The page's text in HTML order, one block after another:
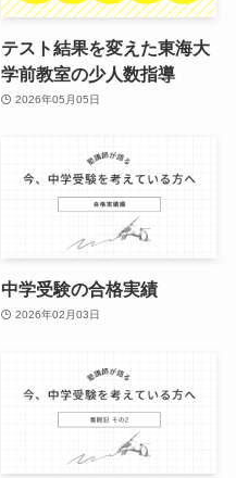
テスト結果を変えた東海大
学前教室の少人数指導
2026年05月05日
中学受験の合格実績
2026年02月03日